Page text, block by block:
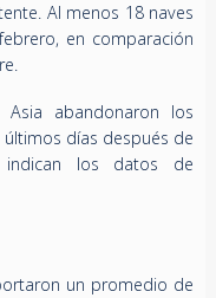
Al menos 18 naves
en comparación
abandonaron los
días después de
indican los datos de
un promedio de